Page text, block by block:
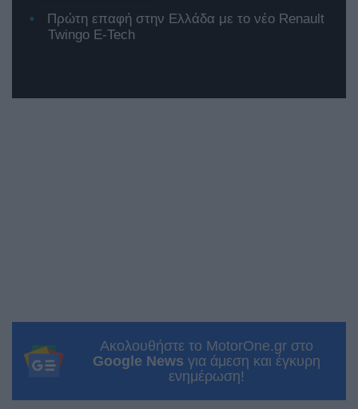
Πρώτη επαφή στην Ελλάδα με το νέο Renault
Twingo E-Tech
Ακολουθήστε το MotorOne.gr στο
Google News για άμεση και έγκυρη
ενημέρωση!